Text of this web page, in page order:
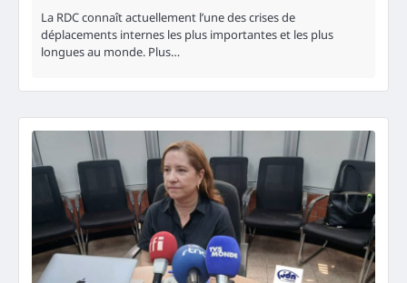
La RDC connaît actuellement l’une des crises de
déplacements internes les plus importantes et les plus
longues au monde. Plus…